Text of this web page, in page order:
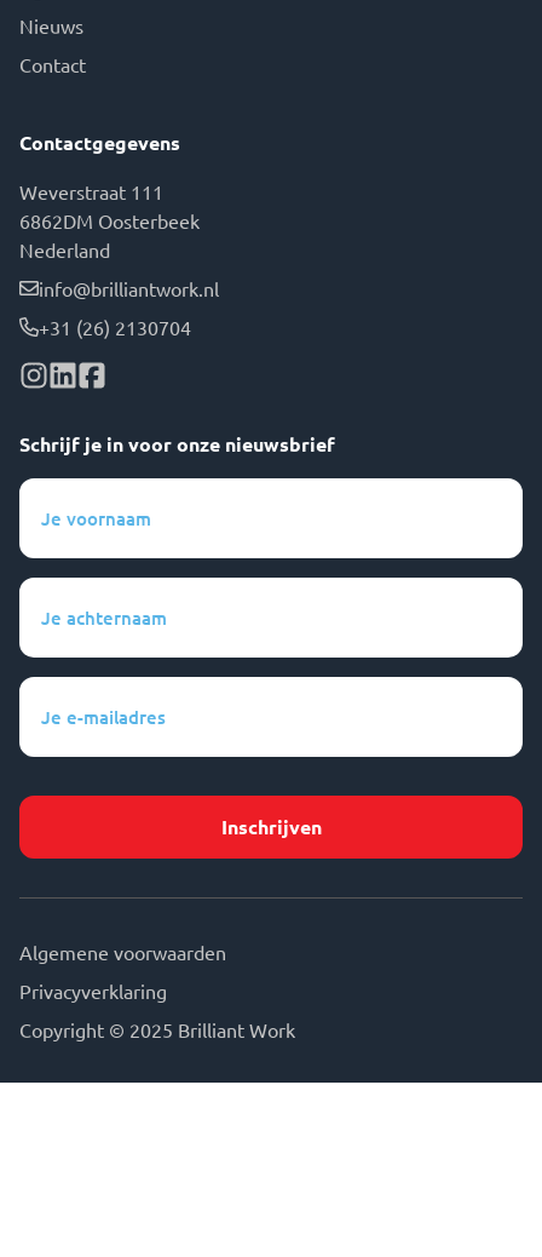
Nieuws
Contact
Contactgegevens
Weverstraat 111
6862DM Oosterbeek
Nederland
info@brilliantwork.nl
+31 (26) 2130704
Schrijf je in voor onze nieuwsbrief
Je
voornaam
(Vereist)
Je
achternaam
(Vereist)
Je
mailadres
Copyright © 2025 Brilliant Work
Algemene voorwaarden
Privacyverklaring